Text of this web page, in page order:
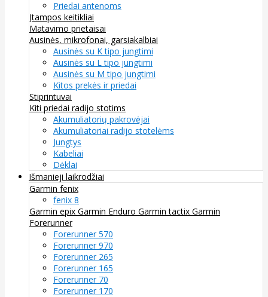
Priedai antenoms
Įtampos keitikliai
Matavimo prietaisai
Ausinės, mikrofonai, garsiakalbiai
Ausinės su K tipo jungtimi
Ausinės su L tipo jungtimi
Ausinės su M tipo jungtimi
Kitos prekės ir priedai
Stiprintuvai
Kiti priedai radijo stotims
Akumuliatorių pakrovėjai
Akumuliatoriai radijo stotelėms
Jungtys
Kabeliai
Dėklai
Išmanieji laikrodžiai
Garmin fenix
fenix 8
Garmin epix Garmin Enduro Garmin tactix Garmin
Forerunner
Forerunner 570
Forerunner 970
Forerunner 265
Forerunner 165
Forerunner 70
Forerunner 170